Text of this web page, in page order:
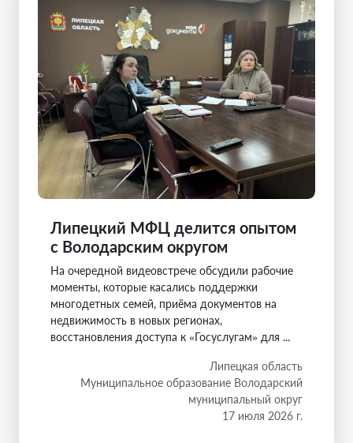
Липецкий МФЦ делится опытом
с Володарским округом
На очередной видеовстрече обсудили рабочие
моменты, которые касались поддержки
многодетных семей, приёма документов на
недвижимость в новых регионах,
восстановления доступа к «Госуслугам» для ...
Липецкая область
Муниципальное образование Володарский
муниципальный округ
17 июля 2026 г.